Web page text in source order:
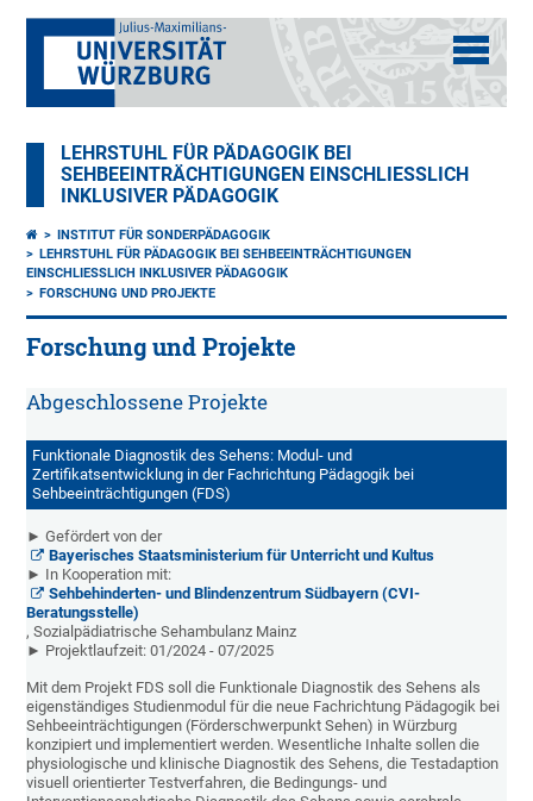
LEHRSTUHL FÜR PÄDAGOGIK BEI
SEHBEEINTRÄCHTIGUNGEN EINSCHLIESSLICH I
NKLUSIVER PÄDAGOGIK
INSTITUT FÜR SONDERPÄDAGOGIK
LEHRSTUHL FÜR PÄDAGOGIK BEI SEHBEEINTRÄCHTIGUNGEN
EINSCHLIESSLICH INKLUSIVER PÄDAGOGIK
FORSCHUNG UND PROJEKTE
Forschung und Projekte
Abgeschlossene Projekte
Funktionale Diagnostik des Sehens: Modul- und
Zertifikatsentwicklung in der Fachrichtung Pädagogik bei
Sehbeeinträchtigungen (FDS)
► Gefördert von der
Bayerisches Staatsministerium für Unterricht und Kultus
► In Kooperation mit:
Sehbehinderten- und Blindenzentrum Südbayern (CVI-
Beratungsstelle)
, Sozialpädiatrische Sehambulanz Mainz
► Projektlaufzeit: 01/2024 - 07/2025
Mit dem Projekt FDS soll die Funktionale Diagnostik des Sehens als
eigenständiges Studienmodul für die neue Fachrichtung Pädagogik bei
Sehbeeinträchtigungen (Förderschwerpunkt Sehen) in Würzburg
konzipiert und implementiert werden. Wesentliche Inhalte sollen die
physiologische und klinische Diagnostik des Sehens, die Testadaption
visuell orientierter Testverfahren, die Bedingungs- und